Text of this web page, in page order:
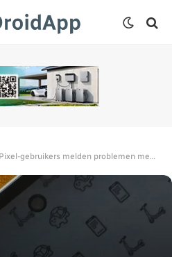
melden problemen met helderheid na maart-update